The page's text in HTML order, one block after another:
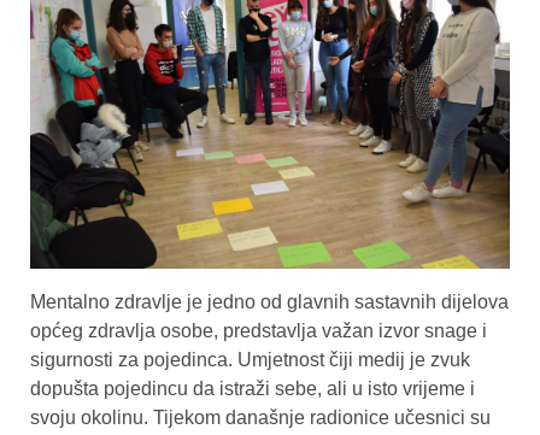
Mentalno zdravlje je jedno od glavnih sastavnih dijelova
općeg zdravlja osobe, predstavlja važan izvor snage i
sigurnosti za pojedinca. Umjetnost čiji medij je zvuk
dopušta pojedincu da istraži sebe, ali u isto vrijeme i
svoju okolinu. Tijekom današnje radionice učesnici su